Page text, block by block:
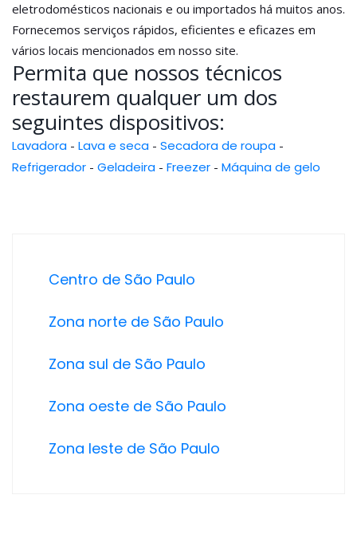
eletrodomésticos nacionais e ou importados há muitos anos.
Fornecemos serviços rápidos, eficientes e eficazes em
vários locais mencionados em nosso site.
Permita que nossos técnicos
restaurem qualquer um dos
seguintes dispositivos:
Lavadora - Lava e seca - Secadora de roupa -
Refrigerador - Geladeira - Freezer - Máquina de gelo
Centro de São Paulo
Zona norte de São Paulo
Zona sul de São Paulo
Zona oeste de São Paulo
Zona leste de São Paulo